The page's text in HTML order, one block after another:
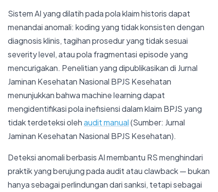
Sistem AI yang dilatih pada pola klaim historis dapat
menandai anomali: koding yang tidak konsisten dengan
diagnosis klinis, tagihan prosedur yang tidak sesuai
severity level, atau pola fragmentasi episode yang
mencurigakan. Penelitian yang dipublikasikan di Jurnal
Jaminan Kesehatan Nasional BPJS Kesehatan
menunjukkan bahwa machine learning dapat
mengidentifikasi pola inefisiensi dalam klaim BPJS yang
tidak terdeteksi olehaudit manual(Sumber: Jurnal
Jaminan Kesehatan Nasional BPJS Kesehatan).
Deteksi anomali berbasis AI membantu RS menghindari
praktik yang berujung pada audit atau clawback — bukan
hanya sebagai perlindungan dari sanksi, tetapi sebagai